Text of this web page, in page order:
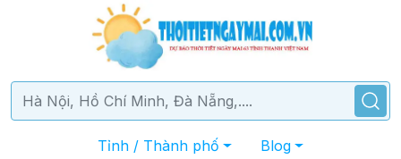
Tỉnh / Thành phố Blog